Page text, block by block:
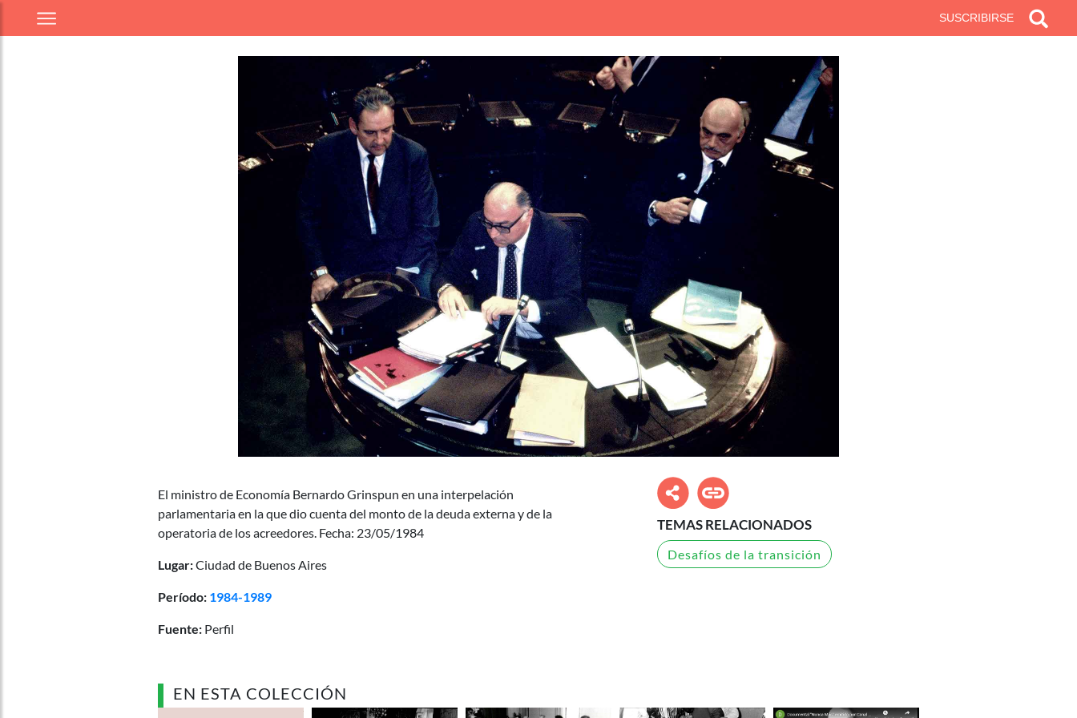
SUSCRIBIRSE
El ministro de Economía Bernardo Grinspun en una interpelación
parlamentaria en la que dio cuenta del monto de la deuda externa y de la
operatoria de los acreedores. Fecha: 23/05/1984
Lugar:Ciudad de Buenos Aires
Período: 1984-1989
Fuente: Perfil
TEMAS RELACIONADOS
Desafíos de la transición
EN ESTA COLECCIÓN